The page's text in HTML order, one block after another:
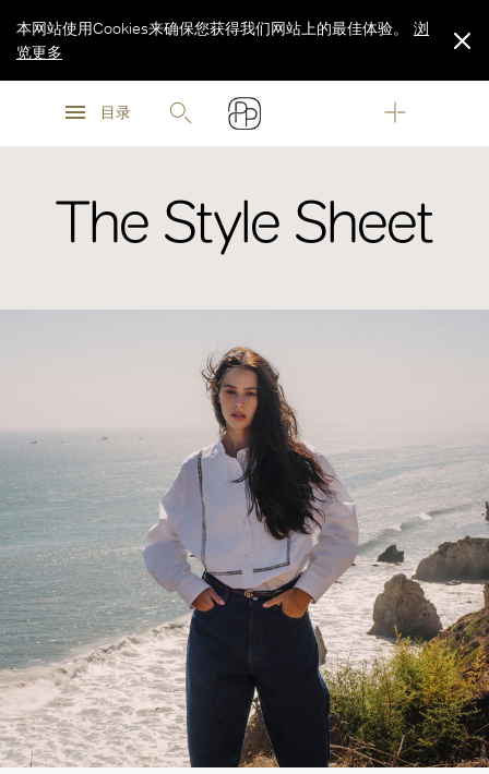
浏
目录
本网站使用Cookies来确保您获得我们网站上的最佳体验。
浏
览更多
The Style Sheet